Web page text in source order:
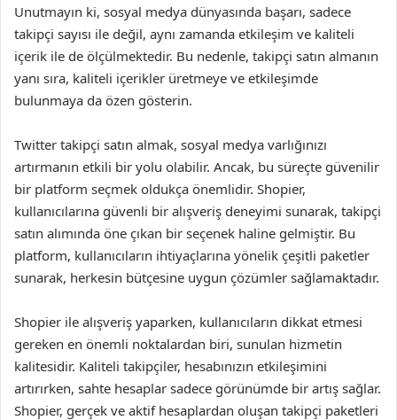
Unutmayın ki, sosyal medya dünyasında başarı, sadece
takipçi sayısı ile değil, aynı zamanda etkileşim ve kaliteli
içerik ile de ölçülmektedir. Bu nedenle, takipçi satın almanın
yanı sıra, kaliteli içerikler üretmeye ve etkileşimde
bulunmaya da özen gösterin.
Twitter takipçi satın almak, sosyal medya varlığınızı
artırmanın etkili bir yolu olabilir. Ancak, bu süreçte güvenilir
bir platform seçmek oldukça önemlidir. Shopier,
kullanıcılarına güvenli bir alışveriş deneyimi sunarak, takipçi
satın alımında öne çıkan bir seçenek haline gelmiştir. Bu
platform, kullanıcıların ihtiyaçlarına yönelik çeşitli paketler
sunarak, herkesin bütçesine uygun çözümler sağlamaktadır.
Shopier ile alışveriş yaparken, kullanıcıların dikkat etmesi
gereken en önemli noktalardan biri, sunulan hizmetin
kalitesidir. Kaliteli takipçiler, hesabınızın etkileşimini
artırırken, sahte hesaplar sadece görünümde bir artış sağlar.
Shopier, gerçek ve aktif hesaplardan oluşan takipçi paketleri